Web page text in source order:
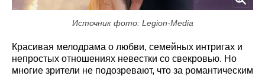
Источник фото: Legion-Media
Красивая мелодрама о любви, семейных интригах и
непростых отношениях невестки со свекровью. Но
многие зрители не подозревают, что за романтическим